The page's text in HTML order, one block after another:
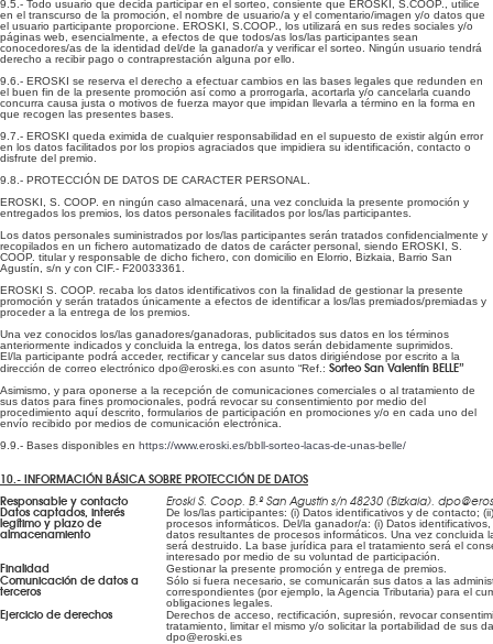
9.5.- Todo usuario que decida participar en el sorteo, consiente que EROSKI, S.COOP., utilice
en el transcurso de la promoción, el nombre de usuario/a y el comentario/imagen y/o datos que
el usuario participante proporcione. EROSKI, S.COOP., los utilizará en sus redes sociales y/o
páginas web, esencialmente, a efectos de que todos/as los/las participantes sean
conocedores/as de la identidad del/de la ganador/a y verificar el sorteo. Ningún usuario tendrá
derecho a recibir pago o contraprestación alguna por ello.
9.6.- EROSKI se reserva el derecho a efectuar cambios en las bases legales que redunden en
el buen fin de la presente promoción así como a prorrogarla, acortarla y/o cancelarla cuando
concurra causa justa o motivos de fuerza mayor que impidan llevarla a término en la forma en
que recogen las presentes bases.
9.7.- EROSKI queda eximida de cualquier responsabilidad en el supuesto de existir algún error
en los datos facilitados por los propios agraciados que impidiera su identificación, contacto o
disfrute del premio.
9.8.- PROTECCIÓN DE DATOS DE CARACTER PERSONAL.
EROSKI, S. COOP. en ningún caso almacenará, una vez concluida la presente promoción y
entregados los premios, los datos personales facilitados por los/las participantes.
Los datos personales suministrados por los/las participantes serán tratados confidencialmente y
recopilados en un fichero automatizado de datos de carácter personal, siendo EROSKI, S.
COOP. titular y responsable de dicho fichero, con domicilio en Elorrio, Bizkaia, Barrio San
Agustín, s/n y con CIF.- F20033361.
EROSKI S. COOP. recaba los datos identificativos con la finalidad de gestionar la presente
promoción y serán tratados únicamente a efectos de identificar a los/las premiados/premiadas y
proceder a la entrega de los premios.
Una vez conocidos los/las ganadores/ganadoras, publicitados sus datos en los términos
anteriormente indicados y concluida la entrega, los datos serán debidamente suprimidos.
El/la participante podrá acceder, rectificar y cancelar sus datos dirigiéndose por escrito a la
dirección de correo electrónico dpo@eroski.es con asunto “Ref.: Sorteo San Valentín BELLE”
Asimismo, y para oponerse a la recepción de comunicaciones comerciales o al tratamiento de
sus datos para fines promocionales, podrá revocar su consentimiento por medio del
procedimiento aquí descrito, formularios de participación en promociones y/o en cada uno del
envío recibido por medios de comunicación electrónica.
9.9.- Bases disponibles en https://www.eroski.es/bbll-sorteo-lacas-de-unas-belle/
10.- INFORMACIÓN BÁSICA SOBRE PROTECCIÓN DE DATOS
Responsable y contacto
Eroski S. Coop. B.º San Agustín s/n 48230 (Bizkaia).
Datos captados, interés
legítimo y plazo de
almacenamiento
De los/las participantes: (i) Datos identificativos y de contacto;
procesos informáticos. Del/la ganador/a: (i) Datos
datos resultantes de procesos informáticos. Una vez concluida
será destruido. La base jurídica para el tratamiento será el
interesado por medio de su voluntad de participación.
Finalidad Gestionar la presente promoción y entrega de premios.
Comunicación de datos a
terceros
Sólo si fuera necesario, se comunicarán sus datos a las
correspondientes (por ejemplo, la Agencia Tributaria) para el
obligaciones legales.
Ejercicio de derechos
Derechos de acceso, rectificación, supresión, revocar
tratamiento, limitar el mismo y/o solicitar la portabilidad de sus
dpo@eroski.es